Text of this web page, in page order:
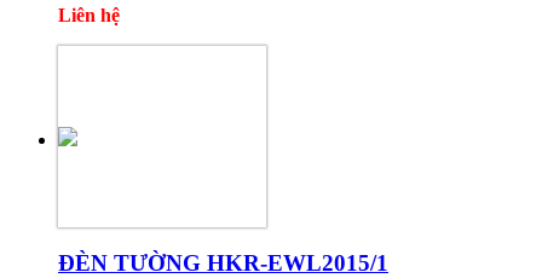
Liên hệ
ĐÈN TƯỜNG HKR-EWL2015/1